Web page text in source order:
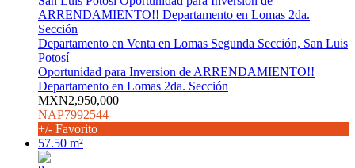
Departamento en Venta en Lomas Segunda Sección, San Luis
Potosí
Oportunidad para Inversion de ARRENDAMIENTO!!
Departamento en Lomas 2da. Sección
MXN2,950,000
NAP7992544
+/- Favorito
57.50 m²